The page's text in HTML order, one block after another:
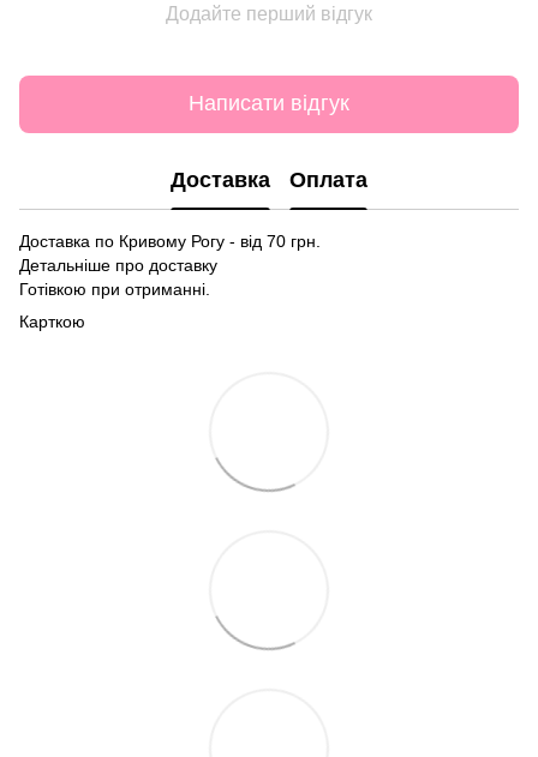
Додайте перший відгук
Написати відгук
Доставка Оплата
Доставка по Кривому Рогу - від 70 грн.
Детальніше про доставку
Готівкою при отриманні.
Карткою